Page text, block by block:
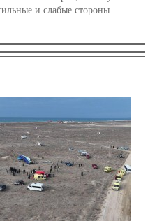
и слабые стороны